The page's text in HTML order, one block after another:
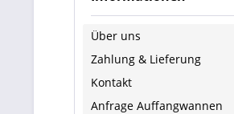
Über uns
Zahlung & Lieferung
Kontakt
Anfrage Auffangwannen